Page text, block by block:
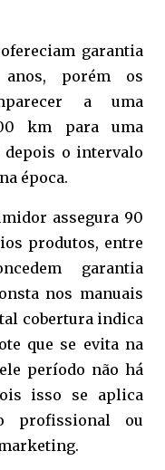
garantia
porém os
a uma
km para uma
depois o intervalo
época.
assegura 90
produtos, entre
garantia
nos manuais
cobertura indica
que se evita na
período não há
isso se aplica
profissional ou